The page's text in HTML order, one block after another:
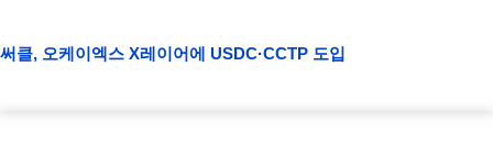
써클, 오케이엑스 X레이어에 USDC·CCTP 도입